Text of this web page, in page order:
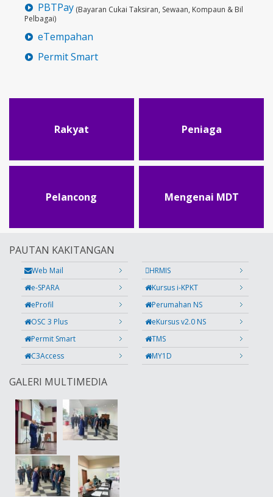
PBTPay (Bayaran Cukai Taksiran, Sewaan, Kompaun & Bil
Pelbagai)
eTempahan
Permit Smart
Rakyat Peniaga
Pelancong Mengenai MDT
PAUTAN KAKITANGAN
Web Mail
HRMIS
e-SPARA
Kursus i-KPKT
eProfil
Perumahan NS
OSC 3 Plus
eKursus v2.0 NS
Permit Smart
TMS
C3Access
MY1D
GALERI MULTIMEDIA